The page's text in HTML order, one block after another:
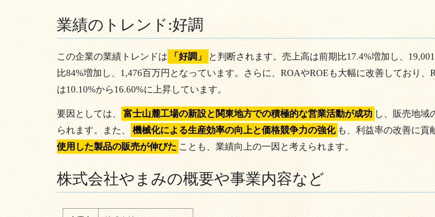
業績のトレンド:好調
この企業の業績トレンドは 「好調」
と判断されます。売上高は前期比17.4%増加し、
比84%増加し、1,476百万円となっています。さらに、ROAやROEも大幅に改善しており、
は10.10%から16.60%に上昇しています。
要因としては、 富士山麓工場の新設と関東地方での積極的な営業活動が成功 し、販売地域
られます。また、
機械化による生産効率の向上と価格競争力の強化 も、利益率の改善に貢
使用した製品の販売が伸びた ことも、業績向上の一因と考えられます。
株式会社やまみの概要や事業内容など